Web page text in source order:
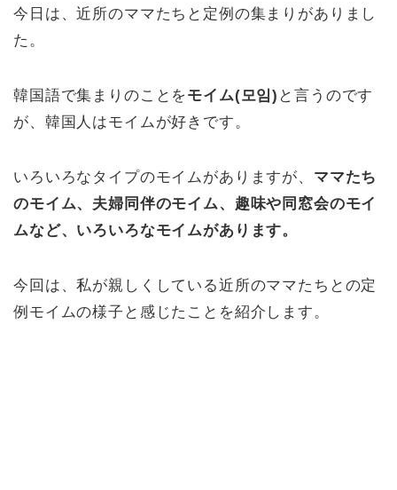
今日は、近所のママたちと定例の集まりがありまし
た。
韓国語で集まりのことをモイム(모임) と言うのです
が、韓国人はモイムが好きです。
いろいろなタイプのモイムがありますが、 ママたち
のモイム、夫婦同伴のモイム、趣味や同窓会のモイ
ムなど、いろいろなモイムがあります。
今回は、私が親しくしている近所のママたちとの定
例モイムの様子と感じたことを紹介します。